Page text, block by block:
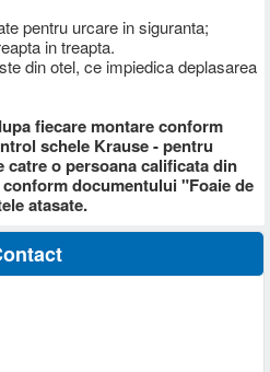
pentru urcare in siguranta;
in treapta.
din otel, ce impiedica deplasarea
fiecare montare conform
schele Krause - pentru
o persoana calificata din
documentului "Foaie de
atasate.